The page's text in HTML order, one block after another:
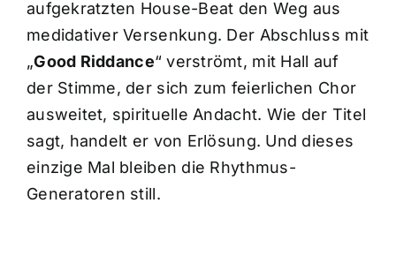
aufgekratzten House-Beat den Weg aus
medidativer Versenkung. Der Abschluss mit
„Good Riddance“ verströmt, mit Hall auf
der Stimme, der sich zum feierlichen Chor
ausweitet, spirituelle Andacht. Wie der Titel
sagt, handelt er von Erlösung. Und dieses
einzige Mal bleiben die Rhythmus-
Generatoren still.